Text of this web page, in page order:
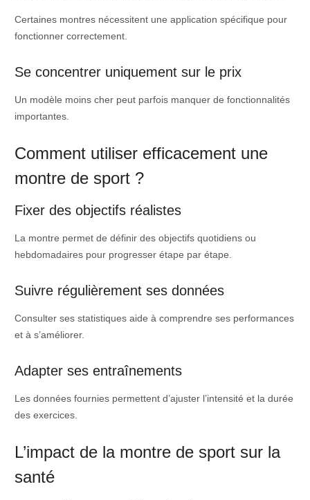
Certaines montres nécessitent une application spécifique pour
fonctionner correctement.
Se concentrer uniquement sur le prix
Un modèle moins cher peut parfois manquer de fonctionnalités
importantes.
Comment utiliser efficacement une
montre de sport ?
Fixer des objectifs réalistes
La montre permet de définir des objectifs quotidiens ou
hebdomadaires pour progresser étape par étape.
Suivre régulièrement ses données
Consulter ses statistiques aide à comprendre ses performances
et à s’améliorer.
Adapter ses entraînements
Les données fournies permettent d’ajuster l’intensité et la durée
des exercices.
L’impact de la montre de sport sur la
santé